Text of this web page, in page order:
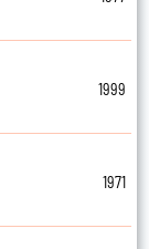
1999
1971